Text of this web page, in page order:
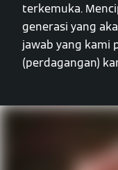
terkemuka.
generasi yang
jawab yang kami
(perdagangan)